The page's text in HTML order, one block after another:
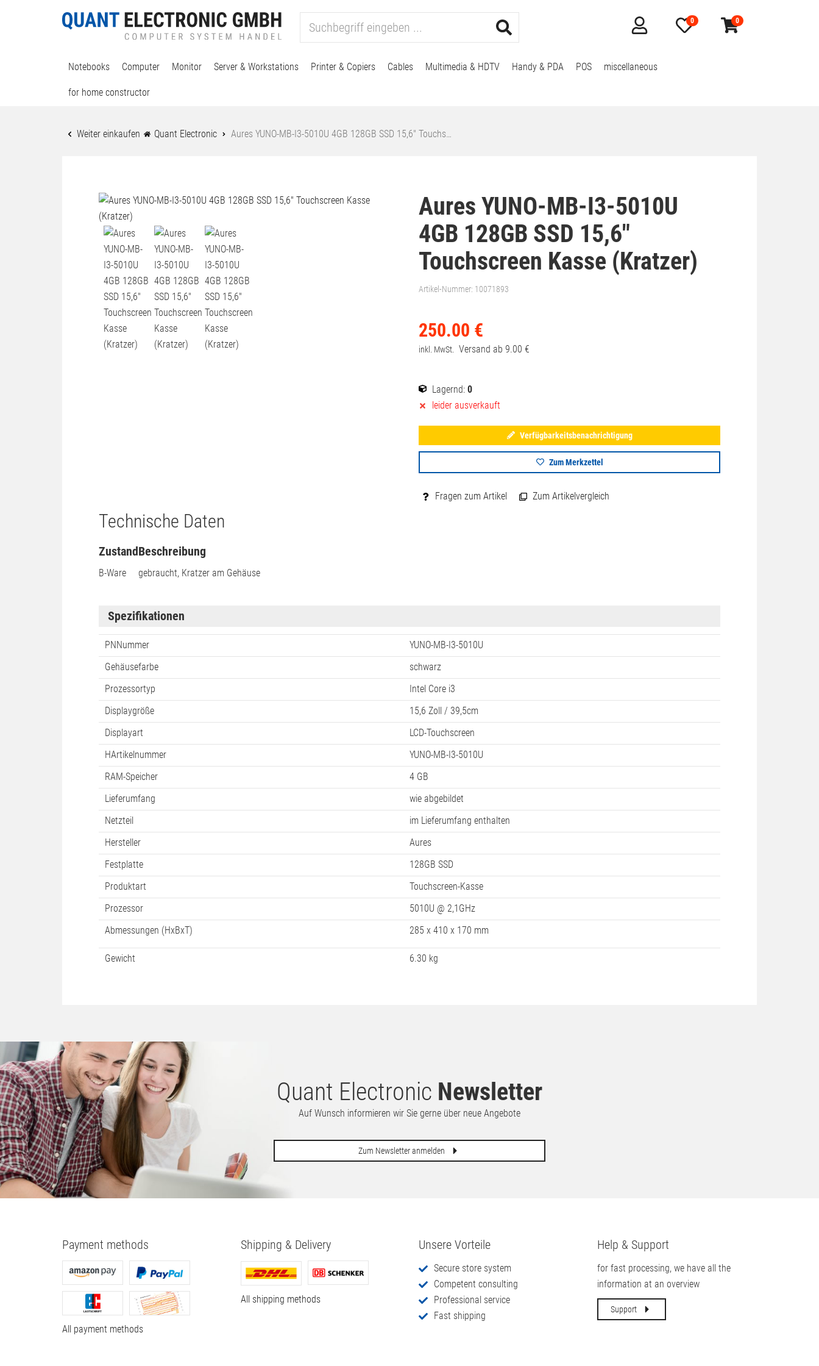
Mein
Konto
Merkzettel
aufklappen
0
Warenkorb
aufklappen
0
Notebooks Computer Monitor Server & Workstations Printer & Copiers Cables Multimedia & HDTV Handy & PDA POS miscellaneous
for home constructor
Weiter einkaufen Quant Electronic Aures YUNO-MB-I3-5010U 4GB 128GB SSD 15,6" Touchs…
Aures YUNO-MB-I3-5010U
4GB 128GB SSD 15,6"
Touchscreen Kasse (Kratzer)
Artikel-Nummer: 10071893
250.00 €
inkl. MwSt. Versand ab 9.00 €
Lagernd: 0
leider ausverkauft
Verfügbarkeitsbenachrichtigung
Zum Merkzettel
Fragen zum Artikel Zum Artikelvergleich
Technische Daten
Zustand
B-Ware
Beschreibung
gebraucht, Kratzer am Gehäuse
Spezifikationen
PNNummer
YUNO-MB-I3-5010U
Gehäusefarbe
schwarz
Prozessortyp
Intel Core i3
Displaygröße
15,6 Zoll / 39,5cm
Displayart
LCD-Touchscreen
HArtikelnummer
YUNO-MB-I3-5010U
RAM-Speicher
4 GB
Lieferumfang
wie abgebildet
Netzteil
im Lieferumfang enthalten
Hersteller
Aures
Festplatte
128GB SSD
Produktart
Touchscreen-Kasse
Prozessor
5010U @ 2,1GHz
Abmessungen (HxBxT)
285 x 410 x 170 mm
Gewicht 6.30 kg
Quant Electronic Newsletter
Auf Wunsch informieren wir Sie gerne über neue Angebote
Zum Newsletter anmelden
Payment methods
All payment methods
Shipping & Delivery
All shipping methods
Unsere Vorteile
Secure store system
Competent consulting
Professional service
Fast shipping
Help & Support
for fast processing, we have all the
information at an overview
Support